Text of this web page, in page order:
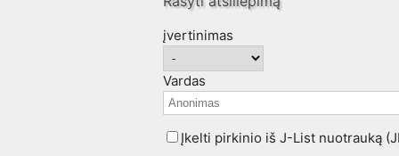
įvertinimas
Vardas
Įkelti pirkinio iš J-List nuotrauką